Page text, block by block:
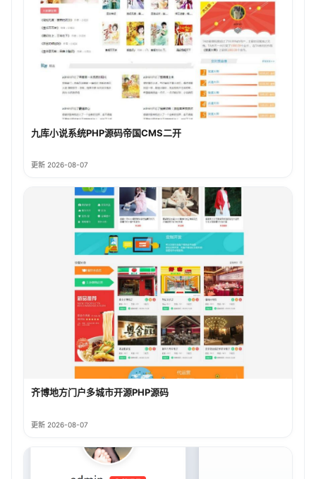
九库小说系统PHP源码帝国CMS二开
更新 2026-08-07
齐博地方门户多城市开源PHP源码
更新 2026-08-07